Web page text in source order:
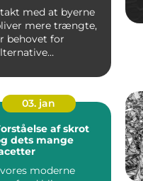
med at byerne
mere trængte,
behovet for
es...
03. jan
af skrot
dets mange
moderne